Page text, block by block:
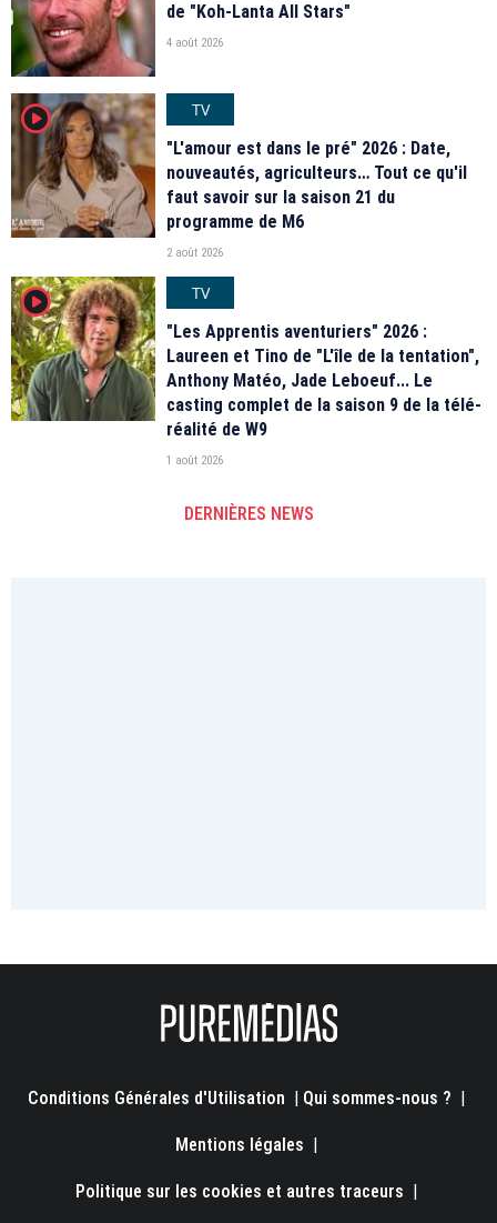
de "Koh-Lanta All Stars"
4 août 2026
player2
TV
"L'amour est dans le pré" 2026 : Date,
nouveautés, agriculteurs… Tout ce qu'il
faut savoir sur la saison 21 du
programme de M6
2 août 2026
player2
TV
"Les Apprentis aventuriers" 2026 :
Laureen et Tino de "L'île de la tentation",
Anthony Matéo, Jade Leboeuf... Le
casting complet de la saison 9 de la télé-
réalité de W9
1 août 2026
DERNIÈRES NEWS
Conditions Générales d'Utilisation | Qui sommes-nous ? |
Mentions légales |
Politique sur les cookies et autres traceurs |